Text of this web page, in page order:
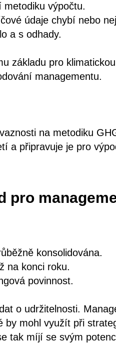
výpočtu.
údaje chybí nebo
a s odhady.
základu pro
managementu.
na metodiku
a připravuje je pro
pro
konsolidována.
na konci roku.
povinnost.
o udržitelnosti.
by mohl využít při
tak míjí se svým